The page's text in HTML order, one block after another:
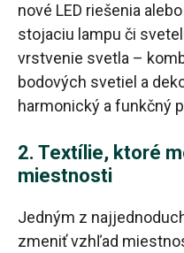
nové LED riešenia
stojaciu lampu či
vrstvenie svetla –
bodových svetiel a
harmonický a funkčný
2. Textílie, ktoré
miestnosti
Jedným z
zmeniť vzhľad